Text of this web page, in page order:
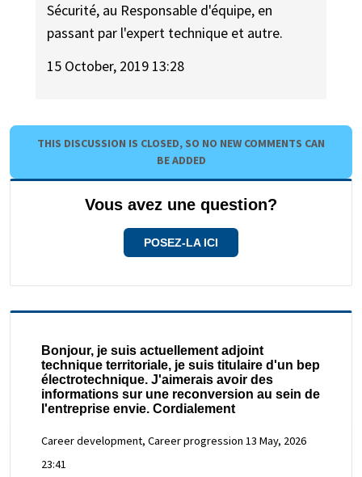
Sécurité, au Responsable d'équipe, en
passant par l'expert technique et autre.
15 October, 2019 13:28
THIS DISCUSSION IS CLOSED, SO NO NEW COMMENTS CAN
BE ADDED
Vous avez une question?
POSEZ-LA ICI
Bonjour, je suis actuellement adjoint
technique territoriale, je suis titulaire d'un bep
électrotechnique. J'aimerais avoir des
informations sur une reconversion au sein de
l'entreprise envie. Cordialement
Career development, Career progression 13 May, 2026
23:41